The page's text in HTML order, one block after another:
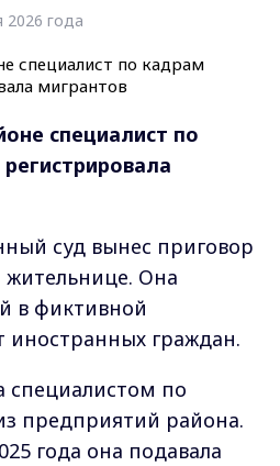
2026 года
специалист по
суд вынес приговор
жительнице. Она
в фиктивной
иностранных граждан.
по
предприятий района.
года она подавала